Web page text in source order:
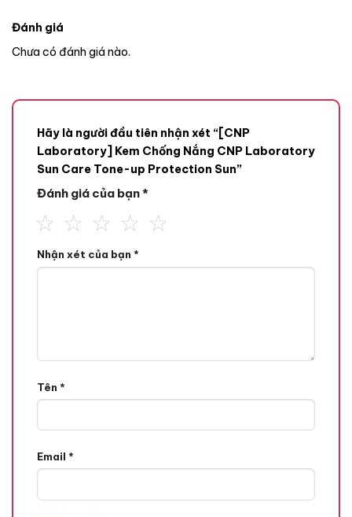
Đánh giá
Chưa có đánh giá nào.
Hãy là người đầu tiên nhận xét “[CNP
Laboratory] Kem Chống Nắng CNP Laboratory
Sun Care Tone-up Protection Sun”
Đánh giá của bạn*
Nhận xét của bạn *
Tên *
Email *